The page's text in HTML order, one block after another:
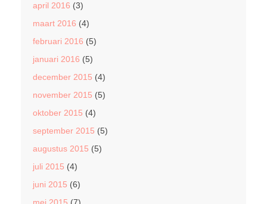
april 2016 (3)
maart 2016 (4)
februari 2016 (5)
januari 2016 (5)
december 2015 (4)
november 2015 (5)
oktober 2015 (4)
september 2015 (5)
augustus 2015 (5)
juli 2015 (4)
juni 2015 (6)